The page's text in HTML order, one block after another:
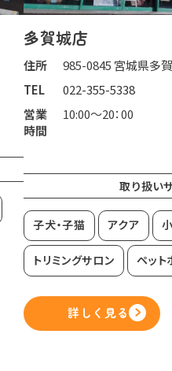
多賀城店
住所
985-0845 宮城県多
TEL
022-355-5338
営業
時間
10:00～20：00
取り扱い
子犬・子猫 アクア
トリミングサロン ペット
詳しく見る